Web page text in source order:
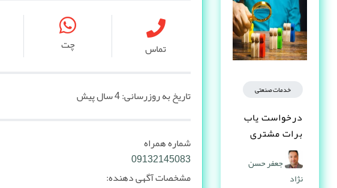
خدمات صنعتی
درخواست یاب
برات مشتری
پیدا می کنه
جعفر حسن
نژاد
تماس چت
تاریخ به روزرسانی:4 سال پیش
شماره همراه
09132145083
مشخصات آگهی دهنده: